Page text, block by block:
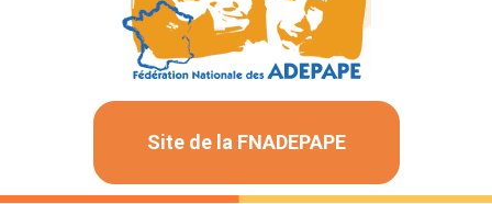
Site de la FNADEPAPE